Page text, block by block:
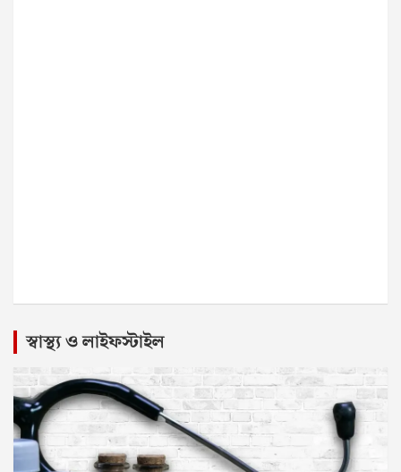
স্বাস্থ্য ও লাইফস্টাইল